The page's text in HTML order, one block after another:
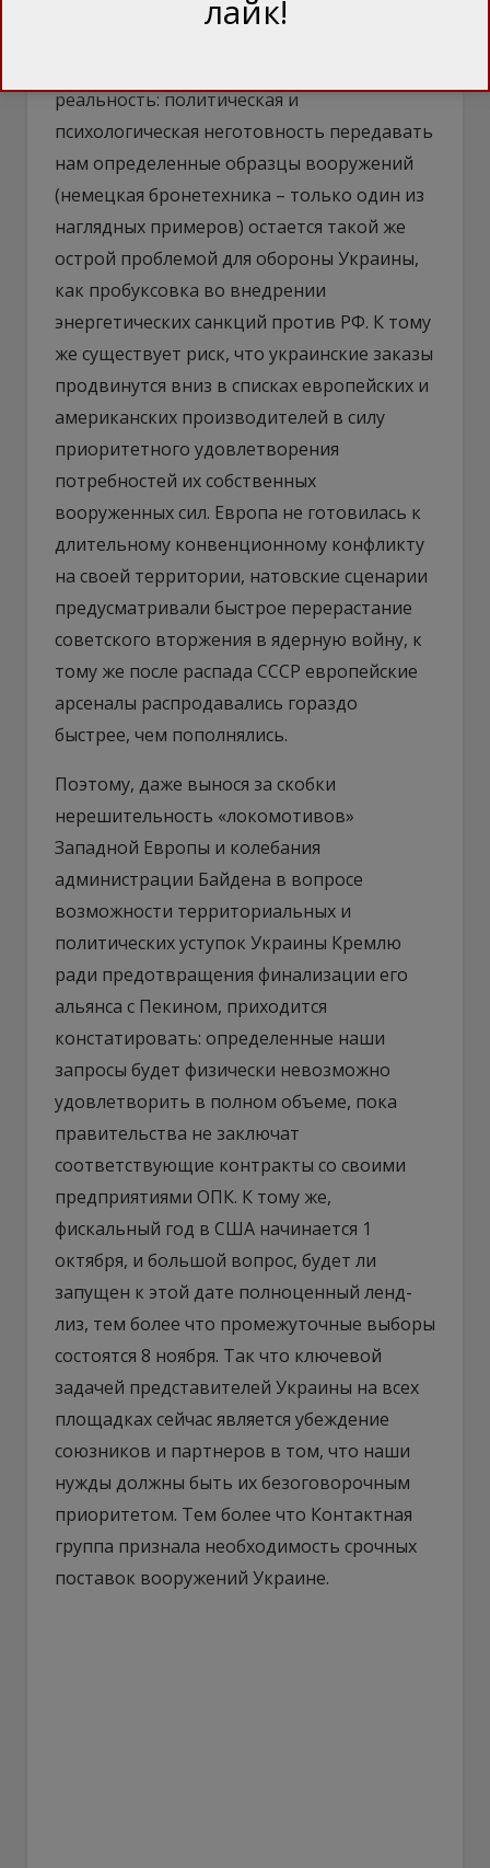
реальность: политическая и
психологическая неготовность передавать
нам определенные образцы вооружений
(немецкая бронетехника – только один из
наглядных примеров) остается такой же
острой проблемой для обороны Украины,
как пробуксовка во внедрении
энергетических санкций против РФ. К тому
же существует риск, что украинские заказы
продвинутся вниз в списках европейских и
американских производителей в силу
приоритетного удовлетворения
потребностей их собственных
вооруженных сил. Европа не готовилась к
длительному конвенционному конфликту
на своей территории, натовские сценарии
предусматривали быстрое перерастание
советского вторжения в ядерную войну, к
тому же после распада СССР европейские
арсеналы распродавались гораздо
быстрее, чем пополнялись.
Поэтому, даже вынося за скобки
нерешительность «локомотивов»
Западной Европы и колебания
администрации Байдена в вопросе
возможности территориальных и
политических уступок Украины Кремлю
ради предотвращения финализации его
альянса с Пекином, приходится
констатировать: определенные наши
запросы будет физически невозможно
удовлетворить в полном объеме, пока
правительства не заключат
соответствующие контракты со своими
предприятиями ОПК. К тому же,
фискальный год в США начинается 1
октября, и большой вопрос, будет ли
запущен к этой дате полноценный ленд-
лиз, тем более что промежуточные выборы
состоятся 8 ноября. Так что ключевой
задачей представителей Украины на всех
площадках сейчас является убеждение
союзников и партнеров в том, что наши
нужды должны быть их безоговорочным
приоритетом. Тем более что Контактная
группа признала необходимость срочных
поставок вооружений Украине.
лайк!